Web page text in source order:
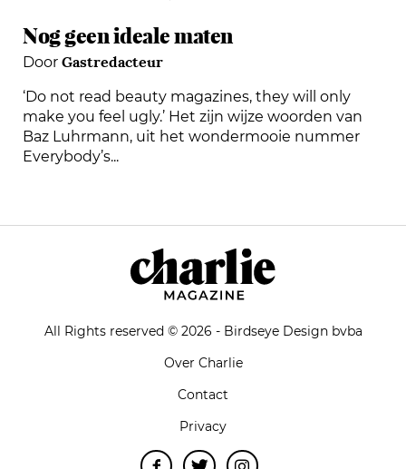
Nog geen ideale maten
Door Gastredacteur
‘Do not read beauty magazines, they will only
make you feel ugly.’ Het zijn wijze woorden van
Baz Luhrmann, uit het wondermooie nummer
Everybody’s...
All Rights reserved © 2026 - Birdseye Design bvba
Over Charlie
Contact
Privacy